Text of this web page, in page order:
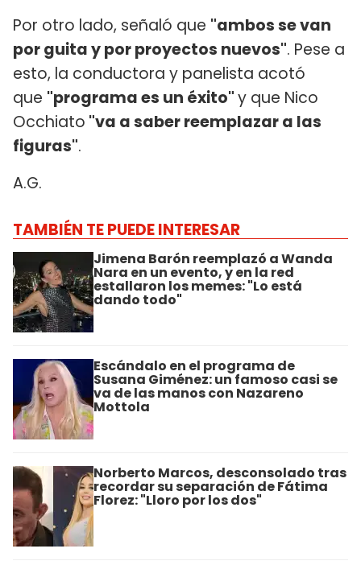
Por otro lado, señaló que "ambos se van
por guita y por proyectos nuevos". Pese a
esto, la conductora y panelista acotó
que "programa es un éxito"y que Nico
Occhiato "va a saber reemplazar a las
figuras".
A.G.
TAMBIÉN TE PUEDE INTERESAR
Jimena Barón reemplazó a Wanda
Nara en un evento, y en la red
estallaron los memes: "Lo está
dando todo"
Escándalo en el programa de
Susana Giménez: un famoso casi se
va de las manos con Nazareno
Mottola
Norberto Marcos, desconsolado tras
recordar su separación de Fátima
Florez: "Lloro por los dos"